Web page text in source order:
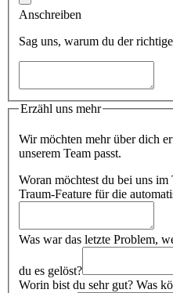
Anschreiben
Sag uns, warum du der
Erzähl uns mehr
Wir möchten mehr über dich
unserem Team passt.
Woran möchtest du bei uns im
Traum-Feature für die
Was war das letzte Problem,
du es gelöst?
Worin bist du sehr gut? Was